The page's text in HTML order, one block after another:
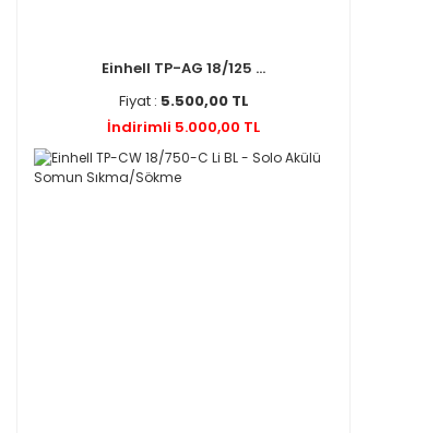
Einhell TP-AG 18/125 ...
Fiyat : 5.500,00 TL
İndirimli 5.000,00 TL